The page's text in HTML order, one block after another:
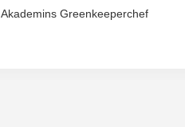
Akademins Greenkeeperchef